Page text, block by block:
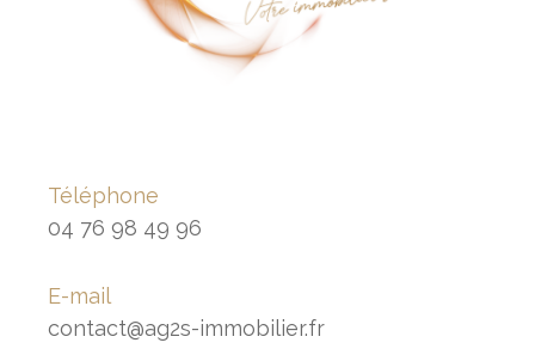
Téléphone
04 76 98 49 96
E-mail
contact@ag2s-immobilier.fr